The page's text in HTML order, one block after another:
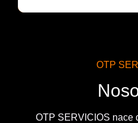
OTP
OTP SERVICIOS nace